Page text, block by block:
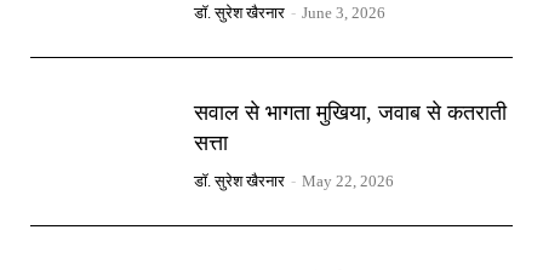
डॉ. सुरेश खैरनार - June 3, 2026
सवाल से भागता मुखिया, जवाब से कतराती
सत्ता
डॉ. सुरेश खैरनार - May 22, 2026